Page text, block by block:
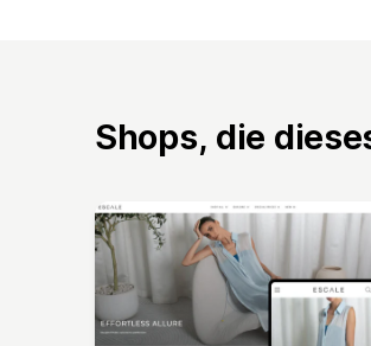
Shops, die